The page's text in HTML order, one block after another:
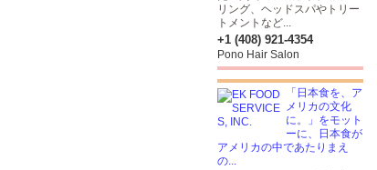
リング、ヘッドスパやトリー
トメントなど...
+1 (408) 921-4354
Pono Hair Salon
「日本食を、ア
メリカの文化
に。」をモット
ーに、日本食が
アメリカの中であたりまえ
の...